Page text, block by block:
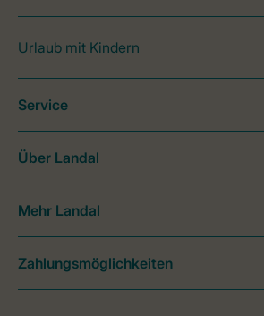
Urlaub mit Kindern
Service
Über Landal
Mehr Landal
Zahlungsmöglichkeiten